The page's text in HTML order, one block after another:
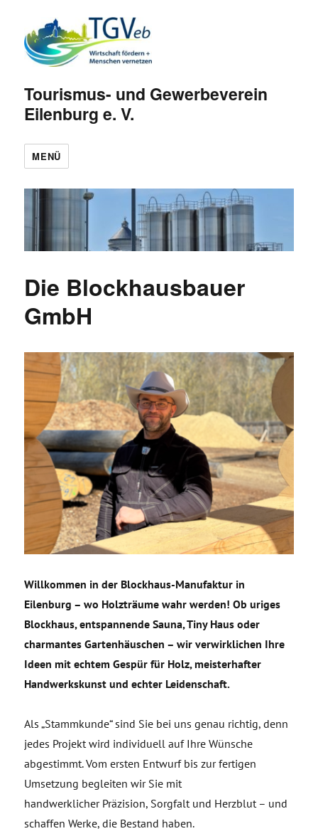
Tourismus- und Gewerbeverein
Eilenburg e. V.
MENÜ
Die Blockhausbauer
GmbH
Willkommen in der Blockhaus-Manufaktur in
Eilenburg – wo Holzträume wahr werden! Ob uriges
Blockhaus, entspannende Sauna, Tiny Haus oder
charmantes Gartenhäuschen – wir verwirklichen Ihre
Ideen mit echtem Gespür für Holz, meisterhafter
Handwerkskunst und echter Leidenschaft.
Als „Stammkunde“ sind Sie bei uns genau richtig, denn
jedes Projekt wird individuell auf Ihre Wünsche
abgestimmt. Vom ersten Entwurf bis zur fertigen
Umsetzung begleiten wir Sie mit
handwerklicher Präzision, Sorgfalt und Herzblut – und
schaffen Werke, die Bestand haben.